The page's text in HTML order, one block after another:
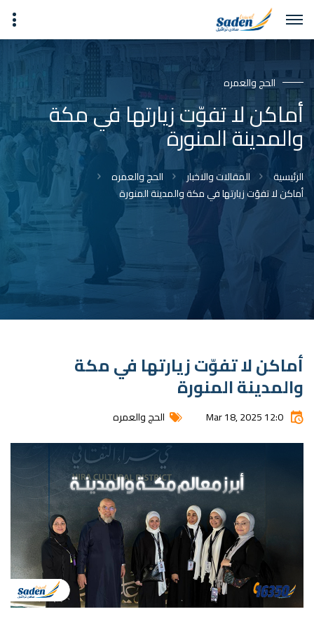
الحج والعمره
أماكن لا تفوّت زيارتها في مكة
والمدينة المنورة
الرئيسية المقالات والاخبار
الحج والعمره
أماكن لا تفوّت زيارتها في مكة والمدينة المنورة
أماكن لا تفوّت زيارتها في مكة
والمدينة المنورة
Mar 18, 2025 12:0 الحج والعمره